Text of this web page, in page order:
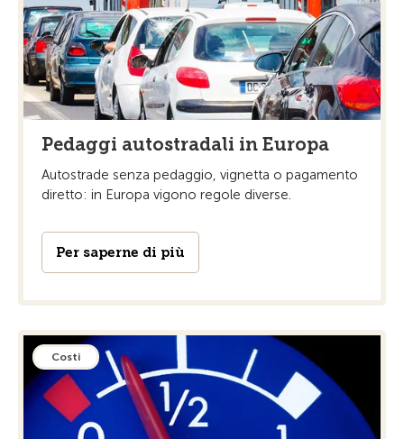
Pedaggi autostradali in Europa
Autostrade senza pedaggio, vignetta o pagamento
diretto: in Europa vigono regole diverse.
Per saperne di più
Costi